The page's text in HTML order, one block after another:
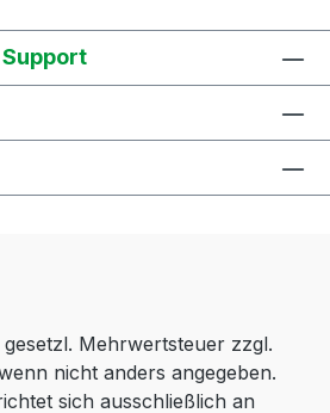
Mehrwertsteuer zzgl.
nicht anders angegeben.
sich ausschließlich an